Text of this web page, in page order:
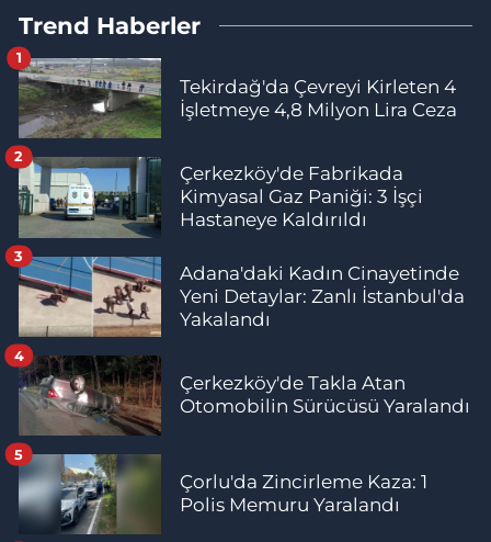
Trend Haberler
Tekirdağ'da Çevreyi Kirleten 4
İşletmeye 4,8 Milyon Lira Ceza
1
Çerkezköy'de Fabrikada
Kimyasal Gaz Paniği: 3 İşçi
Hastaneye Kaldırıldı
2
Adana'daki Kadın Cinayetinde
Yeni Detaylar: Zanlı İstanbul'da
Yakalandı
3
Çerkezköy'de Takla Atan
Otomobilin Sürücüsü Yaralandı
4
Çorlu'da Zincirleme Kaza: 1
Polis Memuru Yaralandı
5